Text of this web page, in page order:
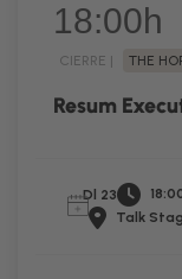
18:00h
CIERRE | THE
Resum
Dl 23
Talk